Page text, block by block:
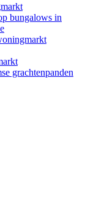
bungalows in
grachtenpanden